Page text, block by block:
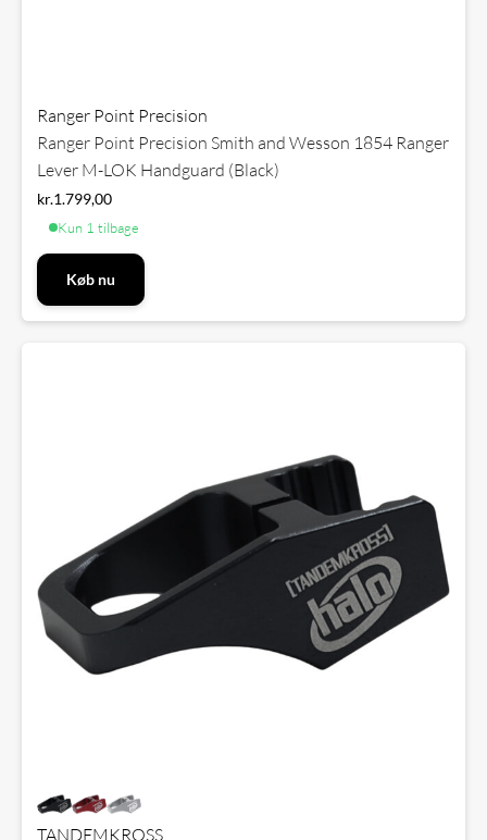
Ranger Point Precision
Ranger Point Precision Smith and Wesson 1854 Ranger
Lever M-LOK Handguard (Black)
kr.1.799,00
Kun 1 tilbage
Køb nu
TANDEMKROSS